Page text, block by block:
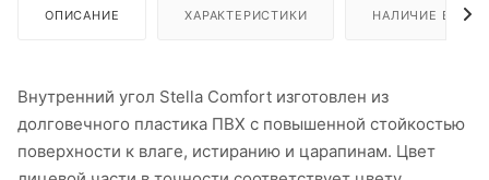
ОПИСАНИЕ ХАРАКТЕРИСТИКИ НАЛИЧИЕ В
Внутренний угол Stella Comfort изготовлен из
долговечного пластика ПВХ с повышенной стойкостью
поверхности к влаге, истиранию и царапинам. Цвет